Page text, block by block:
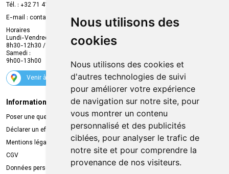
Nous utilisons des
cookies
Nous utilisons des cookies et
d'autres technologies de suivi
pour améliorer votre expérience
de navigation sur notre site, pour
vous montrer un contenu
personnalisé et des publicités
ciblées, pour analyser le trafic de
notre site et pour comprendre la
provenance de nos visiteurs.
Tél. : +32 71 41 32 10
E-mail : contact
mvapharma.be
Horaires
Lundi-Vendredi :
8h30-12h30 / 13h30-18h30
Samedi :
9h00-13h00
Venir à la pharmacie
Compte professionnel
Envoi d’ordonnance
Suivez-nous
Informations légales
Poser une question
Déclarer un effet indésirable
Mentions légales
CGV
Données personnelles
Livraison
Retrait à la pharmacie
Livraison chez vous
Livraison dans un Point Relais